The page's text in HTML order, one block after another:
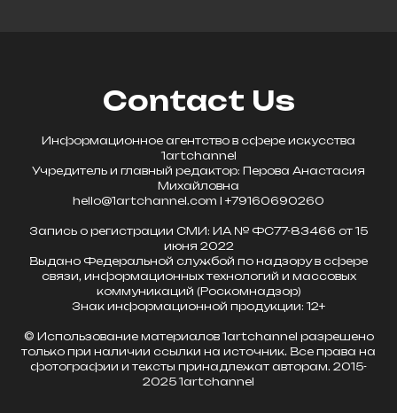
Contact Us
Информационное агентство в сфере искусства
1artchannel
Учредитель и главный редактор: Перова Анастасия
Михайловна
hello@1artchannel.com l +79160690260
Запись о регистрации СМИ: ИА № ФС77-83466 от 15
июня 2022
Выдано Федеральной службой по надзору в сфере
связи, информационных технологий и массовых
коммуникаций (Роскомнадзор)
Знак информационной продукции: 12+
© Использование материалов 1artchannel разрешено
только при наличии ссылки на источник. Все права на
фотографии и тексты принадлежат авторам. 2015-
2025 1artchannel